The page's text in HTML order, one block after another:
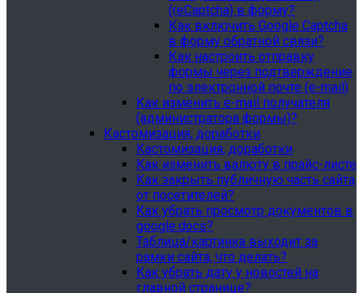
(reCaptcha) в форму?
Как включить Google Captcha
в форму обратной связи?
Как настроить отправку
формы через подтверждение
по электронной почте (e-mail)
Как изменить e-mail получателя
(администратора формы)?
Кастомизация, доработки
Кастомизация, доработки
Как изменить валюту в прайс-листе
Как закрыть публичную часть сайта
от посетителей?
Как убрать просмотр документов в
google.docs?
Таблица/картинка выходит за
рамки сайта, что делать?
Как убрать дату у новостей на
главной странице?